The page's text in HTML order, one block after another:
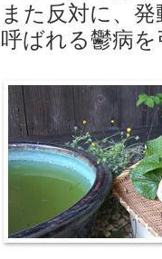
また反対に、
呼ばれる鬱病